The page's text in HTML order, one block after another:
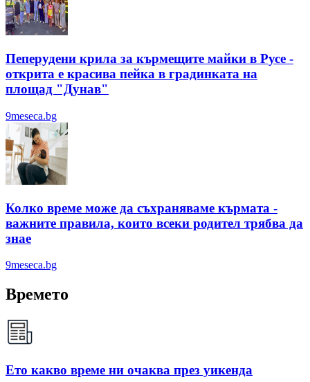
Пеперудени крила за кърмещите майки в Русе -
открита е красива пейка в градинката на
площад "Дунав"
9meseca.bg
Колко време може да съхраняваме кърмата -
важните правила, които всеки родител трябва да
знае
9meseca.bg
Времето
Ето какво време ни очаква през уикенда